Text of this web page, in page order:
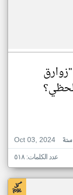
Oct 03, 2024
عدد الكلمات: ٥١٨